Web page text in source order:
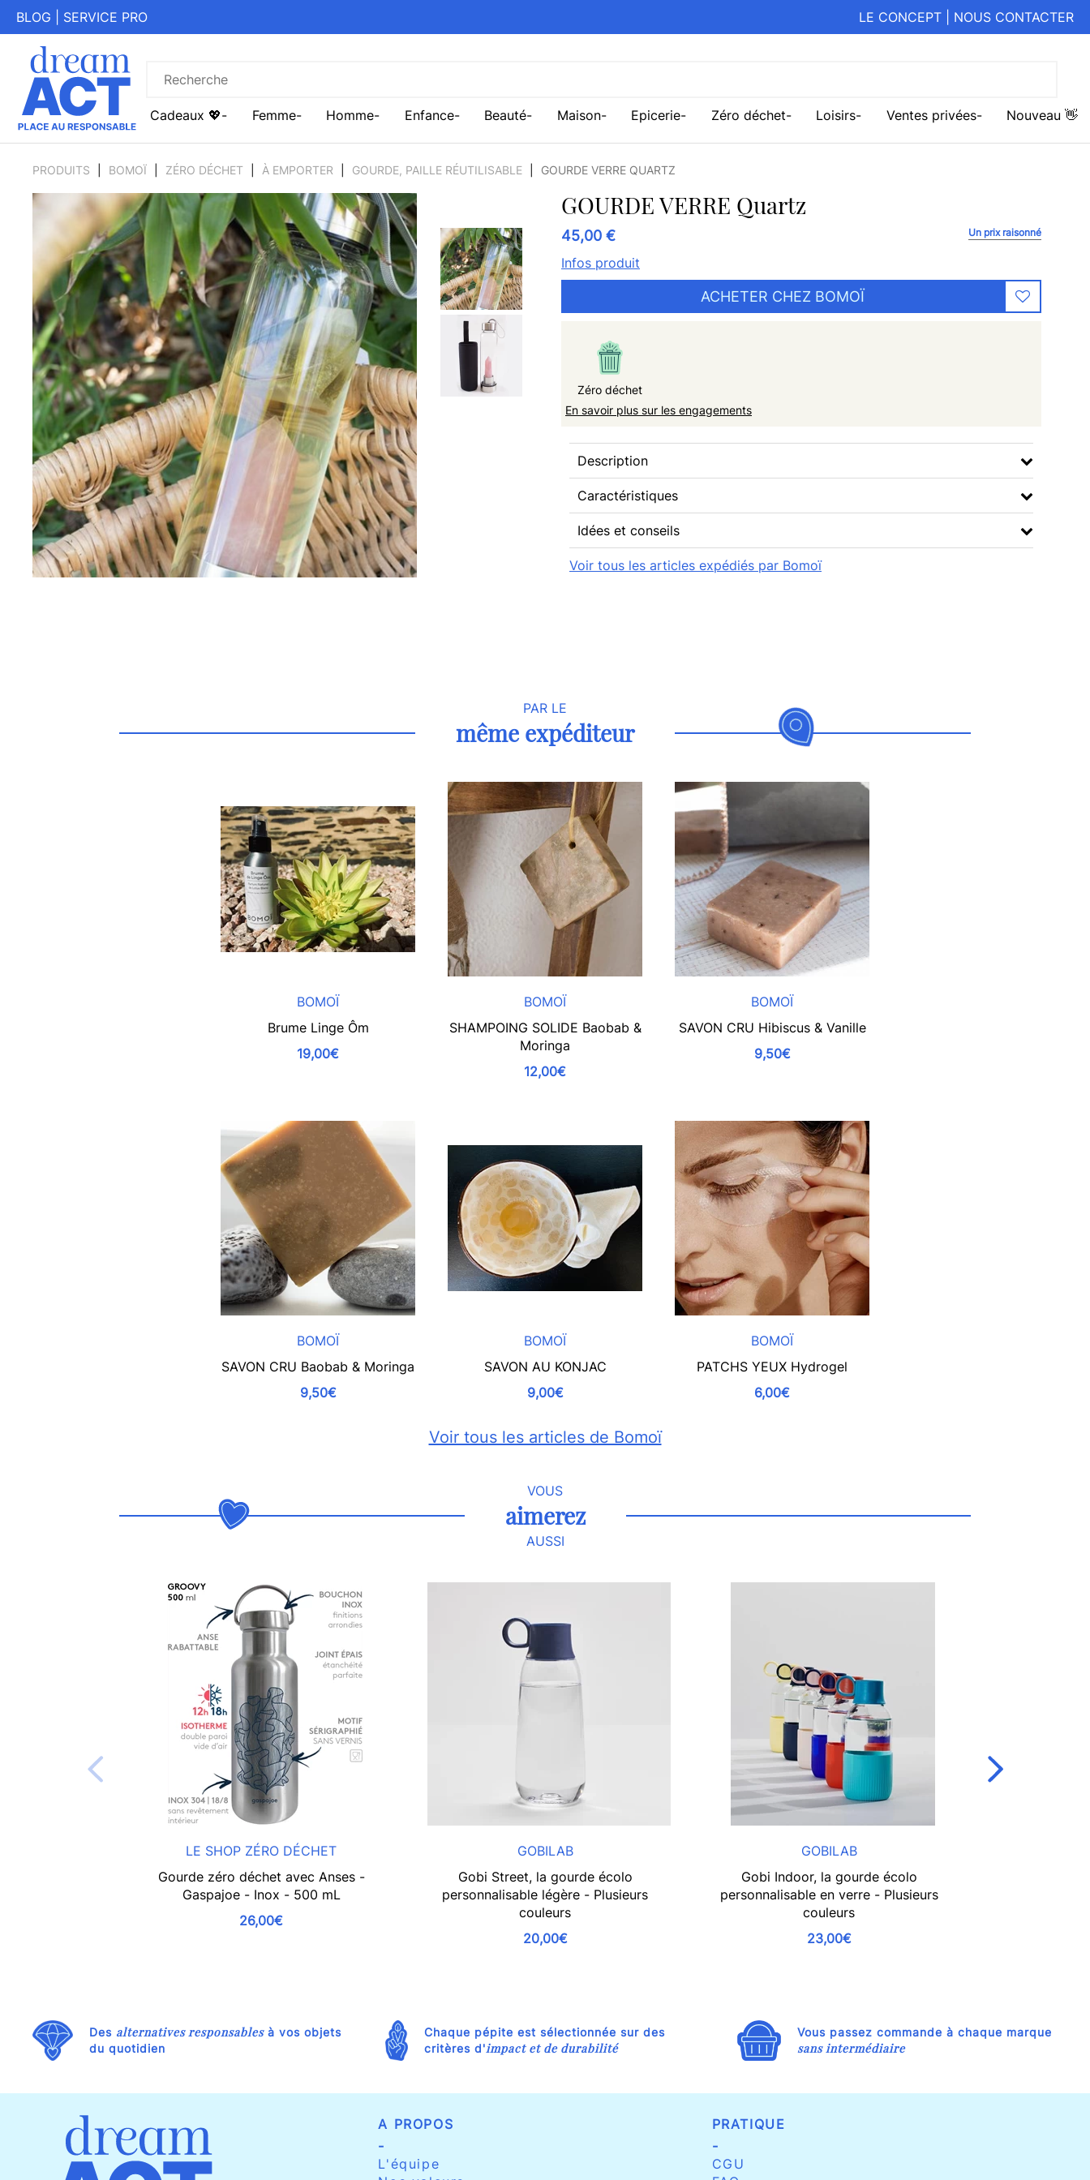
BLOG SERVICE PRO LE CONCEPT NOUS CONTACTER
Cadeaux 💖 Femme Homme Enfance Beauté Maison Epicerie Zéro déchet Loisirs Ventes privées Nouveau 👋
PRODUITS BOMOÏ ZÉRO DÉCHET À EMPORTER GOURDE, PAILLE RÉUTILISABLE GOURDE VERRE QUARTZ
GOURDE VERRE Quartz
45,00 € Un prix raisonné
Infos produit
ACHETER CHEZ BOMOÏ
Zéro déchet
En savoir plus sur les engagements
Description
Caractéristiques
Idées et conseils
Voir tous les articles expédiés par Bomoï
PAR LE
même expéditeur
BOMOÏ
Brume Linge Ôm
19,00€
BOMOÏ
SHAMPOING SOLIDE Baobab &
Moringa
12,00€
BOMOÏ
SAVON CRU Hibiscus & Vanille
9,50€
BOMOÏ
SAVON CRU Baobab & Moringa
9,50€
BOMOÏ
SAVON AU KONJAC
9,00€
BOMOÏ
PATCHS YEUX Hydrogel
6,00€
Voir tous les articles de Bomoï
VOUS
aimerez
AUSSI
LE SHOP ZÉRO DÉCHET
Gourde zéro déchet avec Anses -
Gaspajoe - Inox - 500 mL
26,00€
GOBILAB
Gobi Street, la gourde écolo
personnalisable légère - Plusieurs
couleurs
20,00€
GOBILAB
Gobi Indoor, la gourde écolo
personnalisable en verre - Plusieurs
couleurs
23,00€
Des alternatives responsablesà vos objets
du quotidien
Chaque pépite est sélectionnée sur des
critères d'impact et de durabilité
Vous passez commande à chaque marque
sans intermédiaire
A PROPOS
-
L'équipe
PRATIQUE
-
CGU